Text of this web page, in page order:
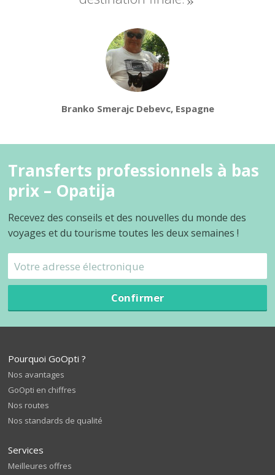
Branko Smerajc Debevc, Espagne
Transferts professionnels à bas
prix – Opatija
Recevez des conseils et des nouvelles du monde des
voyages et du tourisme toutes les deux semaines !
Confirmer
Pourquoi GoOpti ?
Nos avantages
GoOpti en chiffres
Nos routes
Nos standards de qualité
Services
Meilleures offres